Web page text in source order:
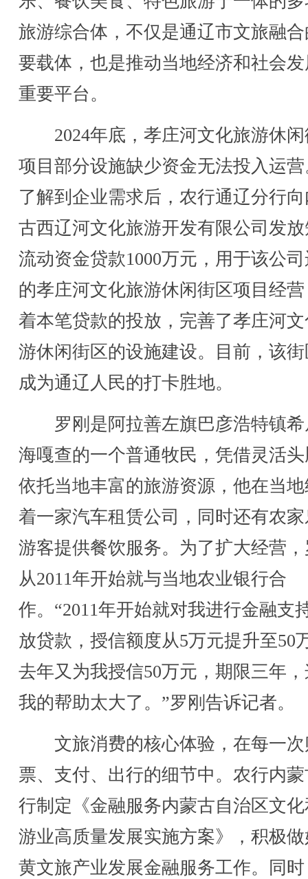
旅游综合体，不仅是通辽市文旅融
要载体，也是推动当地经济和社会
重要平台。
2024年底，孝庄河文化旅游休闲
项目部分设施缺少资金无法投入运
了解到企业需求后，农行通辽分行
古西辽河文化旅游开发有限公司发
流动资金贷款1000万元，用于该公
的孝庄河文化旅游休闲街区项目经
着本笔贷款的投放，完善了孝庄河
游休闲街区的设施建设。目前，该
成为通辽人民的打卡胜地。
罗刚是阿拉善左旗巴彦浩特镇希
海嘎查的一个普通牧民，凭借灵活
依托当地丰富的旅游资源，他在当
着一家汽车租赁公司，同时还有农
游客提供餐饮服务。为了扩大经营
从2011年开始就与当地农业银行合
作。“2011年开始就对我进行金融支
放贷款，授信额度从5万元提升至50
去年又为我授信50万元，期限三年
我的帮助太大了。”罗刚告诉记者。
文旅消费的核心体验，在每一次
票、支付、出行的细节中。农行内
行制定《金融服务内蒙古自治区文
游业高质量发展实施方案》，积极
黄文旅产业发展金融服务工作。同